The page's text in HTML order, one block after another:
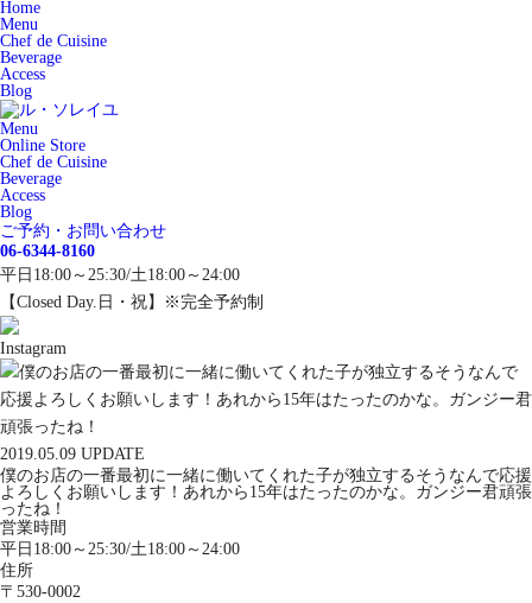
Home
Menu
Chef de Cuisine
Beverage
Access
Blog
Menu
Online Store
Chef de Cuisine
Beverage
Access
Blog
ご予約・お問い合わせ
06-6344-8160
平日18:00～25:30/土18:00～24:00
【Closed Day.日・祝】※完全予約制
Instagram
2019.05.09 UPDATE
僕のお店の一番最初に一緒に働いてくれた子が独立するそうなんで応援
よろしくお願いします！あれから15年はたったのかな。ガンジー君頑張
ったね！
営業時間
平日18:00～25:30/土18:00～24:00
住所
〒530-0002